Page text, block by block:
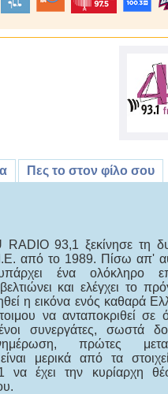
Πες το στον φίλο σου
93,1 ξεκίνησε τη
από το 1989. Πίσω απ'
ένα ολόκληρο
και ελέγχει το
η εικόνα ενός καθαρά
να ανταποκριθεί σε
συνεργάτες, σωστά
πρώτες
είναι μερικά από τα
να έχει την κυρίαρχη